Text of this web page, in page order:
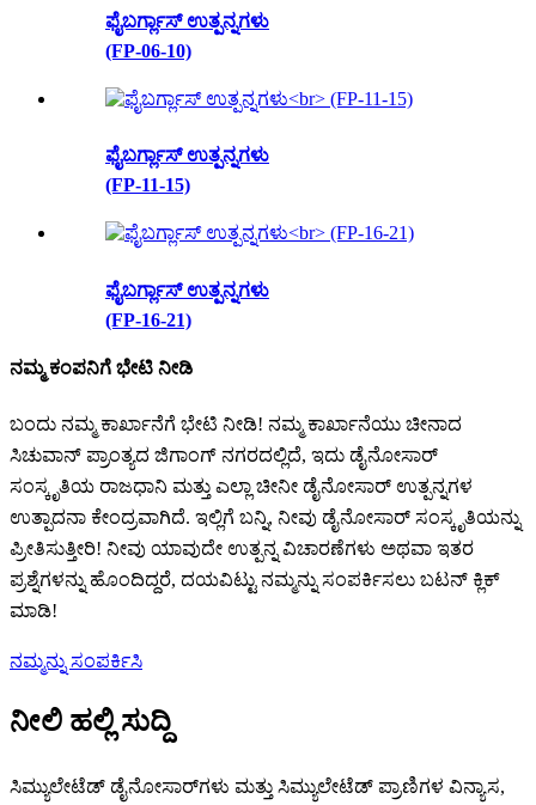
ಫೈಬರ್ಗ್ಲಾಸ್ ಉತ್ಪನ್ನಗಳು
(FP-06-10)
ಫೈಬರ್ಗ್ಲಾಸ್ ಉತ್ಪನ್ನಗಳು
(FP-11-15)
ಫೈಬರ್ಗ್ಲಾಸ್ ಉತ್ಪನ್ನಗಳು
(FP-16-21)
ನಮ್ಮ ಕಂಪನಿಗೆ ಭೇಟಿ ನೀಡಿ
ಬಂದು ನಮ್ಮ ಕಾರ್ಖಾನೆಗೆ ಭೇಟಿ ನೀಡಿ! ನಮ್ಮ ಕಾರ್ಖಾನೆಯು ಚೀನಾದ
ಸಿಚುವಾನ್ ಪ್ರಾಂತ್ಯದ ಜಿಗಾಂಗ್ ನಗರದಲ್ಲಿದೆ, ಇದು ಡೈನೋಸಾರ್
ಸಂಸ್ಕೃತಿಯ ರಾಜಧಾನಿ ಮತ್ತು ಎಲ್ಲಾ ಚೀನೀ ಡೈನೋಸಾರ್ ಉತ್ಪನ್ನಗಳ
ಉತ್ಪಾದನಾ ಕೇಂದ್ರವಾಗಿದೆ. ಇಲ್ಲಿಗೆ ಬನ್ನಿ, ನೀವು ಡೈನೋಸಾರ್ ಸಂಸ್ಕೃತಿಯನ್ನು
ಪ್ರೀತಿಸುತ್ತೀರಿ! ನೀವು ಯಾವುದೇ ಉತ್ಪನ್ನ ವಿಚಾರಣೆಗಳು ಅಥವಾ ಇತರ
ಪ್ರಶ್ನೆಗಳನ್ನು ಹೊಂದಿದ್ದರೆ, ದಯವಿಟ್ಟು ನಮ್ಮನ್ನು ಸಂಪರ್ಕಿಸಲು ಬಟನ್ ಕ್ಲಿಕ್
ಮಾಡಿ!
ನಮ್ಮನ್ನು ಸಂಪರ್ಕಿಸಿ
ನೀಲಿ ಹಲ್ಲಿ ಸುದ್ದಿ
ಸಿಮ್ಯುಲೇಟೆಡ್ ಡೈನೋಸಾರ್‌ಗಳು ಮತ್ತು ಸಿಮ್ಯುಲೇಟೆಡ್ ಪ್ರಾಣಿಗಳ ವಿನ್ಯಾಸ,